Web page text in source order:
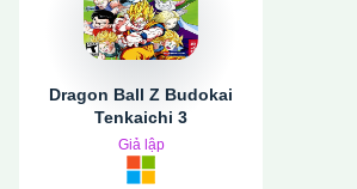
Dragon Ball Z Budokai
Tenkaichi 3
Giả lập